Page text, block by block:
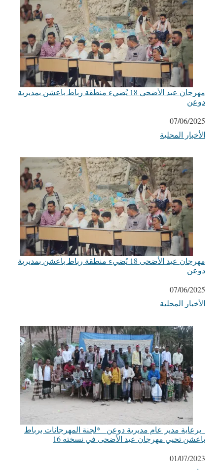
مهرجان عيد الأضحى 18 يُضيء منطقة رباط باعشن بمديرية
دوعن
التاريخ
07/06/2025
في ما يتعلق بما يأتي
الأخبار المحلية
مهرجان عيد الأضحى 18 يُضيء منطقة رباط باعشن بمديرية
دوعن
التاريخ
07/06/2025
في ما يتعلق بما يأتي
الأخبار المحلية
_برعاية مدير عام مديرية دوعن_ *لجنة المهرجانات برباط
باعشن تحيي مهرجان عيد الأضحى في نسخته 16
التاريخ
01/07/2023